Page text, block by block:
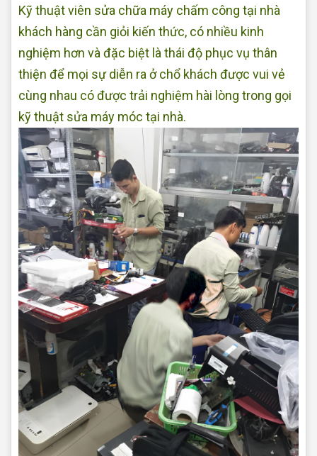
Kỹ thuật viên sửa chữa máy chấm công tại nhà
khách hàng cần giỏi kiến thức, có nhiều kinh
nghiệm hơn và đặc biệt là thái độ phục vụ thân
thiện để mọi sự diễn ra ở chổ khách được vui vẻ
cùng nhau có được trải nghiệm hài lòng trong gọi
kỹ thuật sửa máy móc tại nhà.